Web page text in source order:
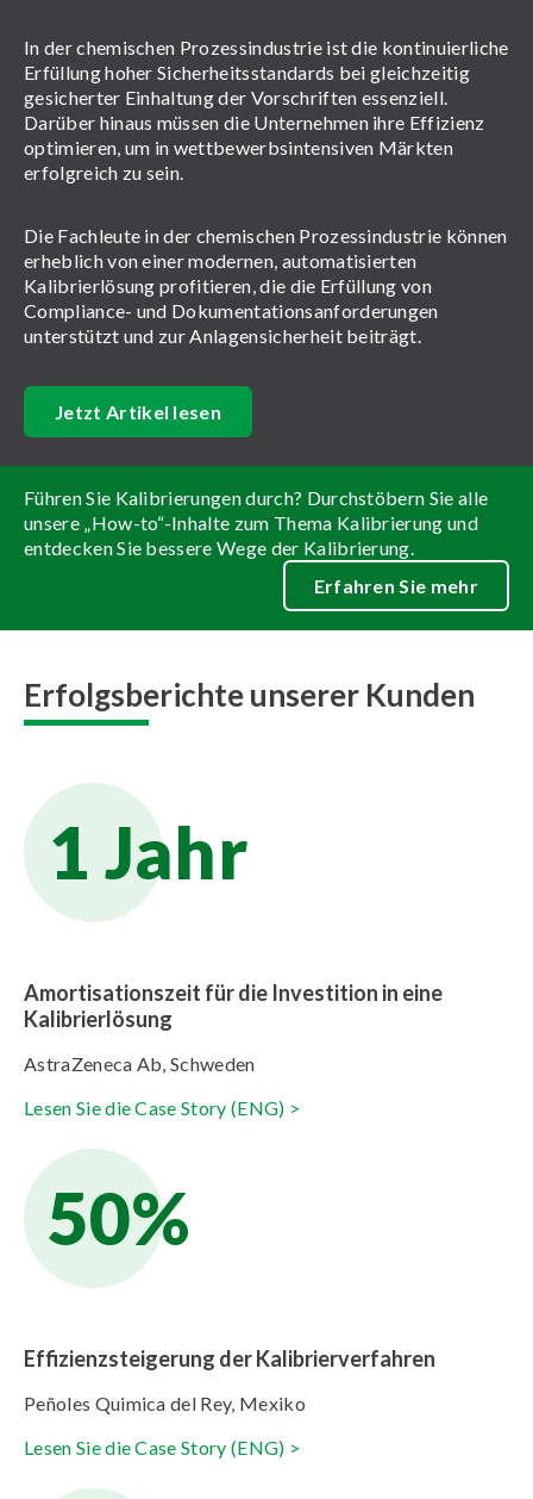
In der chemischen Prozessindustrie ist die kontinuierliche
Erfüllung hoher Sicherheitsstandards bei gleichzeitig
gesicherter Einhaltung der Vorschriften essenziell.
Darüber hinaus müssen die Unternehmen ihre Effizienz
optimieren, um in wettbewerbsintensiven Märkten
erfolgreich zu sein.
Die Fachleute in der chemischen Prozessindustrie können
erheblich von einer modernen, automatisierten
Kalibrierlösung profitieren, die die Erfüllung von
Compliance- und Dokumentationsanforderungen
unterstützt und zur Anlagensicherheit beiträgt.
Jetzt Artikel lesen
Führen Sie Kalibrierungen durch? Durchstöbern Sie alle
unsere „How-to“-Inhalte zum Thema Kalibrierung und
entdecken Sie bessere Wege der Kalibrierung.
Erfahren Sie mehr
Erfolgsberichte unserer Kunden
1 Jahr
Amortisationszeit für die Investition in eine
Kalibrierlösung
AstraZeneca Ab, Schweden
Lesen Sie die Case Story (ENG) >
50%
Effizienzsteigerung der Kalibrierverfahren
Peñoles Quimica del Rey, Mexiko
Lesen Sie die Case Story (ENG) >